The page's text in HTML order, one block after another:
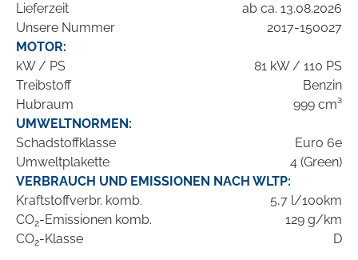
Lieferzeit
ab ca. 13.08.2026
Unsere Nummer
2017-150027
MOTOR:
kW / PS
81 kW / 110 PS
Treibstoff
Benzin
Hubraum
999 cm³
UMWELTNORMEN:
Schadstoffklasse
Euro 6e
Umweltplakette
4 (Green)
VERBRAUCH UND EMISSIONEN NACH WLTP:
Kraftstoffverbr. komb.
5,7 l/100km
CO2-Emissionen komb.
129 g/km
CO2-Klasse D